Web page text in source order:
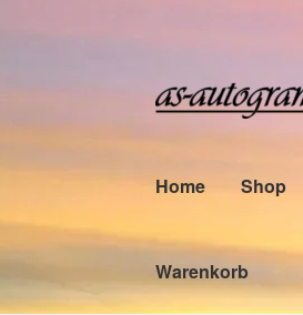
Navigation
springen
Inhalt
springen
Home Shop
Warenkorb